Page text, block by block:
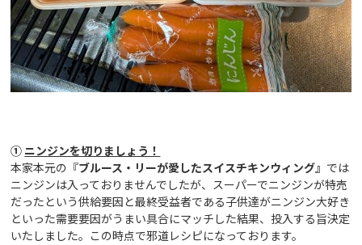
① ニンジンを切りましょう！
本家本元の『ブルース・リーが愛したスイスチキンウィング』 では
ニンジンは入っておりませんでしたが、スーパーでニンジンが特売
だったという供給要因と最終受益者である子供達がニンジン大好き
といった需要要因がうまい具合にマッチした結果、投入する旨決定
いたしました。この時点で邪道レシピになっております。